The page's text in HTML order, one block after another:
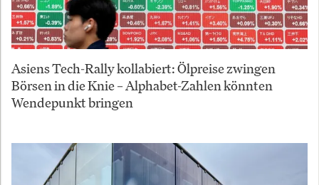
Asiens Tech-Rally kollabiert: Ölpreise zwingen
Börsen in die Knie – Alphabet-Zahlen könnten
Wendepunkt bringen